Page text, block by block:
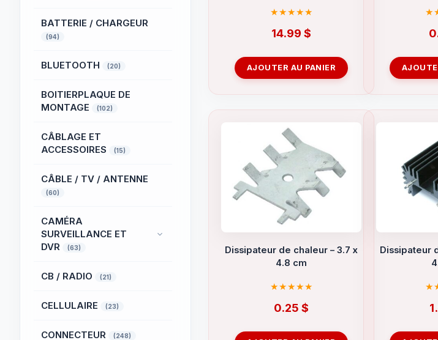
BATTERIE / CHARGEUR
(94)
BLUETOOTH (20)
BOITIERPLAQUE DE
MONTAGE
(102)
CÂBLAGE ET
ACCESSOIRES
(15)
CÂBLE / TV / ANTENNE
(60)
CAMÉRA
SURVEILLANCE ET
DVR
(63)
CB / RADIO (21)
CELLULAIRE (23)
CONNECTEUR (248)
14.99 $
AJOUTER AU PANIER
Dissipateur de chaleur – 3.7 x
4.8 cm
0.25 $
Dissipateur